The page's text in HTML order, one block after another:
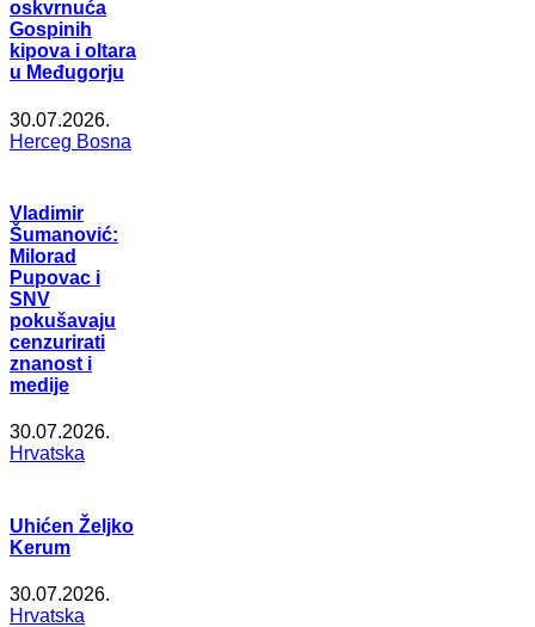
oskvrnuća
Gospinih
kipova i oltara
u Međugorju
30.07.2026.
Herceg Bosna
Vladimir
Šumanović:
Milorad
Pupovac i
SNV
pokušavaju
cenzurirati
znanost i
medije
30.07.2026.
Hrvatska
Uhićen Željko
Kerum
30.07.2026.
Hrvatska